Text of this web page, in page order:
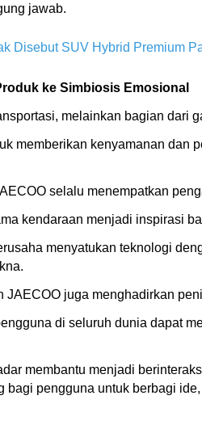
jawab.
Disebut SUV Hybrid Premium
ke Simbiosis Emosional
melainkan bagian dari
memberikan kenyamanan dan
selalu menempatkan
kendaraan menjadi inspirasi
menyatukan teknologi
juga menghadirkan
di seluruh dunia dapat
membantu menjadi
pengguna untuk berbagi